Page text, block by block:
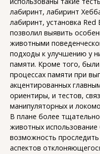
лабиринт, лабиринт
лабиринт, установка
позволил выявить
животными
подходы к улучшению у
памяти. Кроме того,
процессах памяти при
акцентированных
ориентиры, и тестов,
манипуляторных и
В плане более
животных
возможность
аспектов